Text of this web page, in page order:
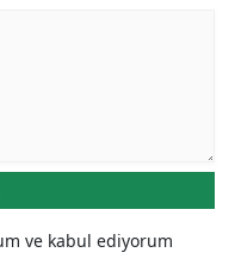
ve kabul ediyorum